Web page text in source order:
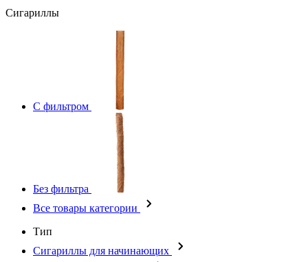
Сигариллы
С фильтром
Без фильтра
Все товары категории
Тип
Сигариллы для начинающих